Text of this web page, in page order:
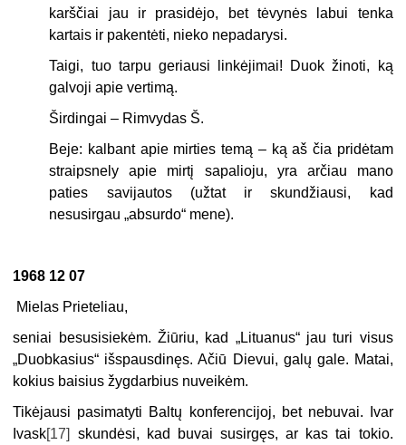
karščiai jau ir prasidėjo, bet tėvynės labui tenka
kartais ir pakentėti, nieko nepadarysi.
Taigi, tuo tarpu geriausi linkėjimai! Duok žinoti, ką
galvoji apie vertimą.
Širdingai – Rimvydas Š.
Beje: kalbant apie mirties temą – ką aš čia pridėtam
straipsnely apie mirtį sapalioju, yra arčiau mano
paties savijautos (užtat ir skundžiausi, kad
nesusirgau „absurdo“ mene).
1968 12 07
Mielas Prieteliau,
seniai besusisiekėm. Žiūriu, kad „Lituanus“ jau turi visus
„Duobkasius“ išspausdinęs. Ačiū Dievui, galų gale. Matai,
kokius baisius žygdarbius nuveikėm.
Tikėjausi pasimatyti Baltų konferencijoj, bet nebuvai. Ivar
Ivask[17]
skundėsi, kad buvai susirgęs, ar kas tai tokio.